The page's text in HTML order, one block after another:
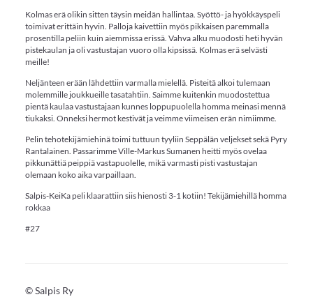
Kolmas erä olikin sitten täysin meidän hallintaa. Syöttö- ja hyökkäyspeli
toimivat erittäin hyvin. Palloja kaivettiin myös pikkaisen paremmalla
prosentilla peliin kuin aiemmissa erissä. Vahva alku muodosti heti hyvän
pistekaulan ja oli vastustajan vuoro olla kipsissä. Kolmas erä selvästi
meille!
Neljänteen erään lähdettiin varmalla mielellä. Pisteitä alkoi tulemaan
molemmille joukkueille tasatahtiin. Saimme kuitenkin muodostettua
pientä kaulaa vastustajaan kunnes loppupuolella homma meinasi mennä
tiukaksi. Onneksi hermot kestivät ja veimme viimeisen erän nimiimme.
Pelin tehotekijämiehinä toimi tuttuun tyyliin Seppälän veljekset sekä Pyry
Rantalainen. Passarimme Ville-Markus Sumanen heitti myös ovelaa
pikkunättiä peippiä vastapuolelle, mikä varmasti pisti vastustajan
olemaan koko aika varpaillaan.
Salpis-KeiKa peli klaarattiin siis hienosti 3-1 kotiin! Tekijämiehillä homma
rokkaa
#27
©Salpis Ry